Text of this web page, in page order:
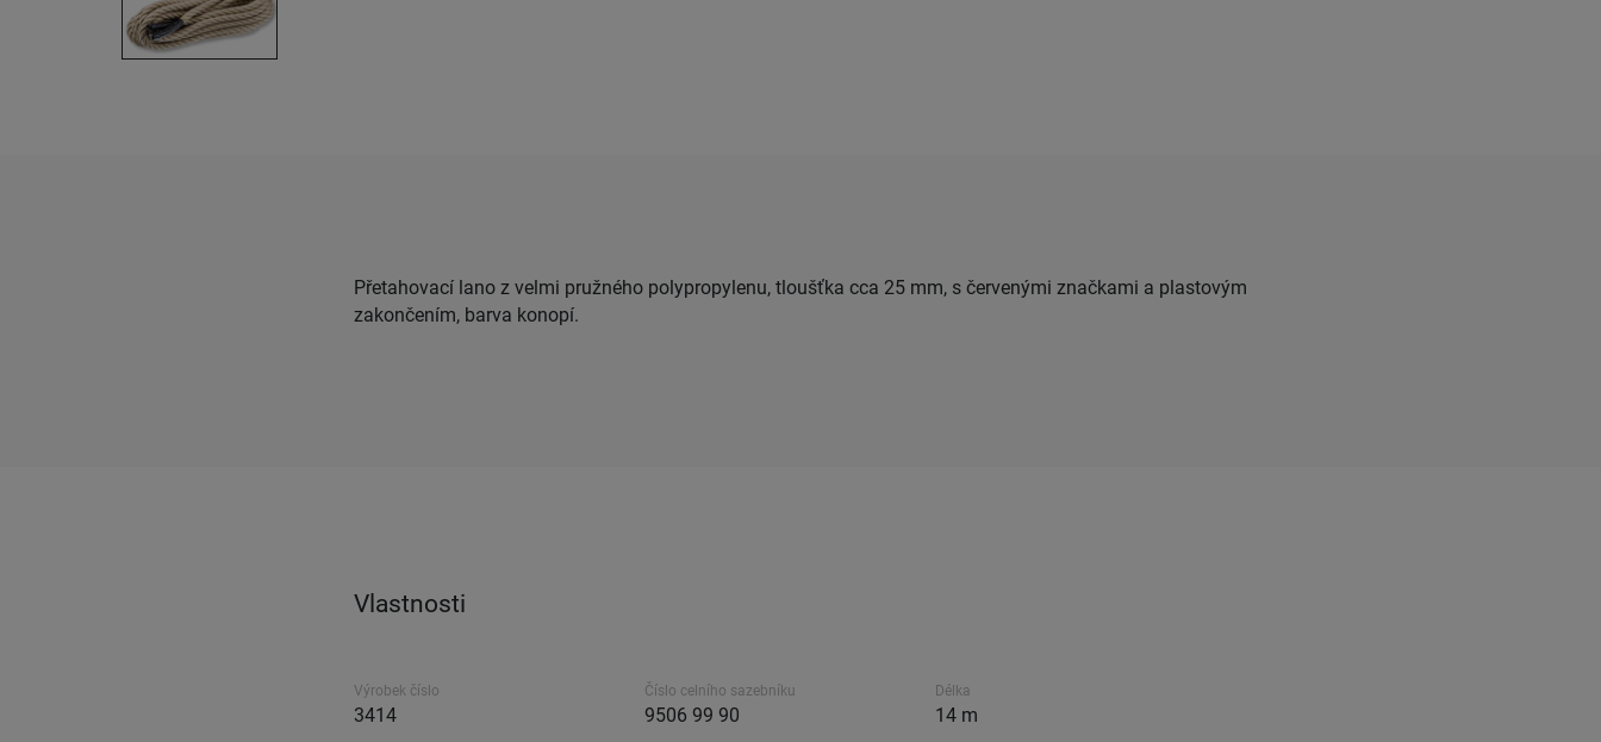
Přetahovací lano z velmi pružného polypropylenu, tloušťka cca 25 mm, s červenými značkami a plastovým
zakončením, barva konopí.
Vlastnosti
Výrobek číslo
3414
Číslo celního sazebníku
9506 99 90
Délka
14 m